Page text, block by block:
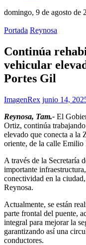
domingo, 9 de agosto de
Portada Reynosa
Continúa
vehicular
Portes Gil
ImagenRex junio 14,
Reynosa, Tam.- El
Ortiz, continúa
elevado que conecta a la
oriente, de la calle Emilio
A través de la Secretaría
importante
conectividad en la
Reynosa.
Actualmente, se están
parte frontal del puente,
integral para mejorar la
garantizando así una
conductores.